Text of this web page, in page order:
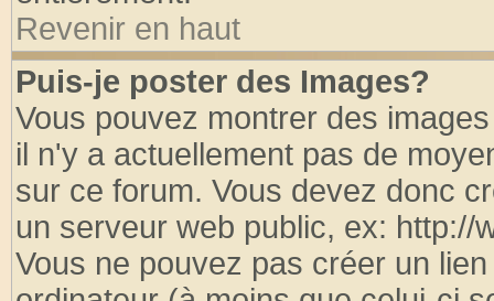
Revenir en haut
Puis-je poster des Images?
Vous pouvez montrer des
il n'y a actuellement pas de
sur ce forum. Vous devez donc
un serveur web public, ex: http://
Vous ne pouvez pas créer un